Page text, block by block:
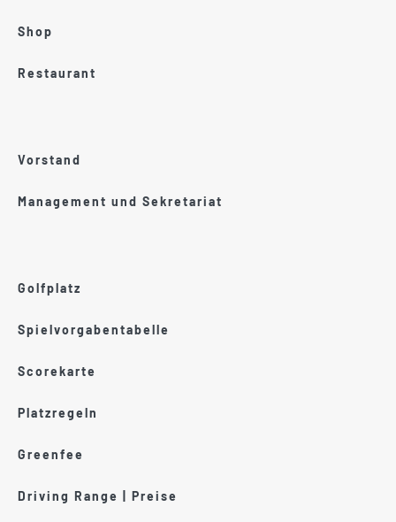
Shop
Restaurant
Vorstand
Management und Sekretariat
Golfplatz
Spielvorgabentabelle
Scorekarte
Platzregeln
Greenfee
Driving Range | Preise